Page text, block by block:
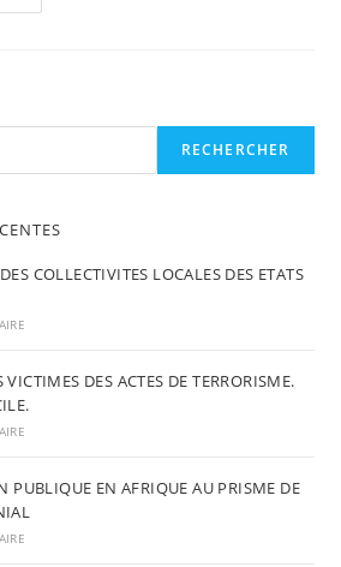
1
RECHERCHER
COLLECTIVITES LOCALES DES ETATS
DES ACTES DE TERRORISME.
PUBLIQUE EN AFRIQUE AU PRISME DE